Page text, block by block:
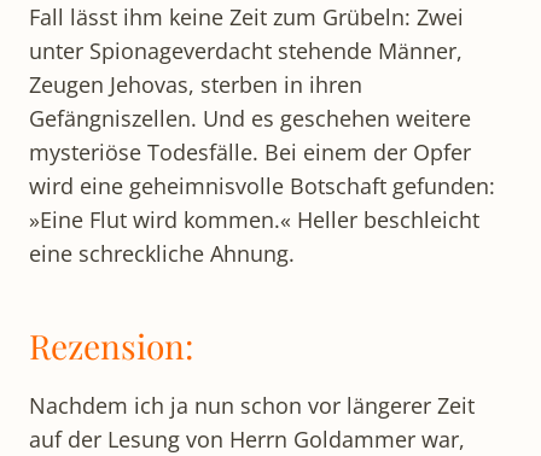
Fall lässt ihm keine Zeit zum Grübeln: Zwei
unter Spionageverdacht stehende Männer,
Zeugen Jehovas, sterben in ihren
Gefängniszellen. Und es geschehen weitere
mysteriöse Todesfälle. Bei einem der Opfer
wird eine geheimnisvolle Botschaft gefunden:
»Eine Flut wird kommen.« Heller beschleicht
eine schreckliche Ahnung.
Rezension:
Nachdem ich ja nun schon vor längerer Zeit
auf der Lesung von Herrn Goldammer war,